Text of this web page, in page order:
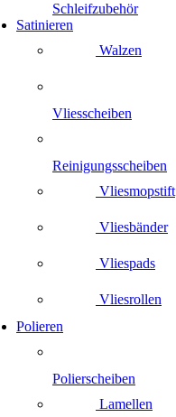
Schleifzubehör
Satinieren
Walzen
Vliesscheiben
Reinigungsscheiben
Vliesmopstift
Vliesbänder
Vliespads
Vliesrollen
Polieren
Polierscheiben
Lamellen